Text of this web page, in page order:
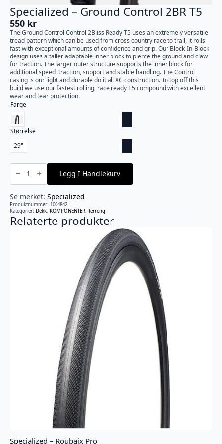
Specialized – Ground Control 2BR T5
550 kr
The Ground Control Control 2Bliss Ready T5 uses an extremely versatile
tread pattern which can be used from cross country race to trail, it rolls
fast with exceptional amounts of confidence and grip. Our Block-In-Block
design uses a taller adaptable inner block to pierce the ground and claw
for traction. The larger outer structure supports the inner block for
additional speed, traction, support and stable handling. The Control
casing is our light and durable do it all XC construction. To top off this
build we use our fastest rolling, race ready T5 compound with excellent
wear and tear protection.
Farge
Størrelse
29"
Specialized
Ground
Control
T5
antall
Legg I Handlekurv
Se merket: Specialized
Produktnummer: 1004842
Kategorier: Dekk, KOMPONENTER, Terreng
Relaterte produkter
Specialized – Roubaix Pro